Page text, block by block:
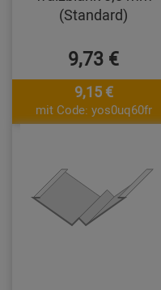
(Standard)
9,73 €
9,15 €
mit Code: yos0uq60fr